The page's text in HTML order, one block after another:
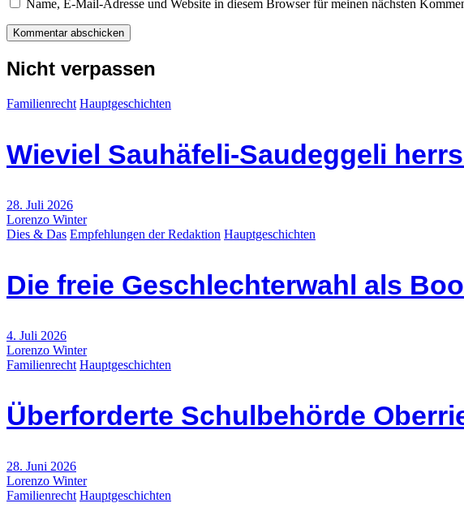
Name, E-Mail-Adresse und Website in diesem Browser für meinen nächsten
Nicht verpassen
Familienrecht Hauptgeschichten
Wieviel Sauhäfeli-Saudeggeli
28. Juli 2026
Lorenzo Winter
Dies & Das Empfehlungen der Redaktion Hauptgeschichten
Die freie Geschlechterwahl als
4. Juli 2026
Lorenzo Winter
Familienrecht Hauptgeschichten
Überforderte Schulbehörde
28. Juni 2026
Lorenzo Winter
Familienrecht Hauptgeschichten